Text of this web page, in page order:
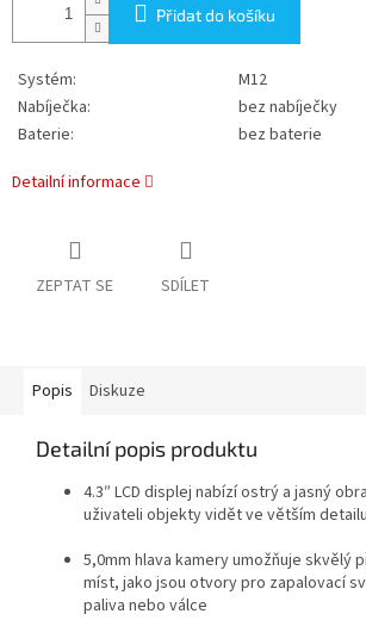
Přidat do košíku
Systém:
M12
Nabíječka:
bez nabíječky
Baterie:
bez baterie
Detailní informace
ZEPTAT SE SDÍLET
Popis Diskuze
Detailní popis produktu
4.3″ LCD displej nabízí ostrý a jasný
uživateli objekty vidět ve větším detailu
5,0mm hlava kamery umožňuje skvělý
míst, jako jsou otvory pro zapalovací
paliva nebo válce